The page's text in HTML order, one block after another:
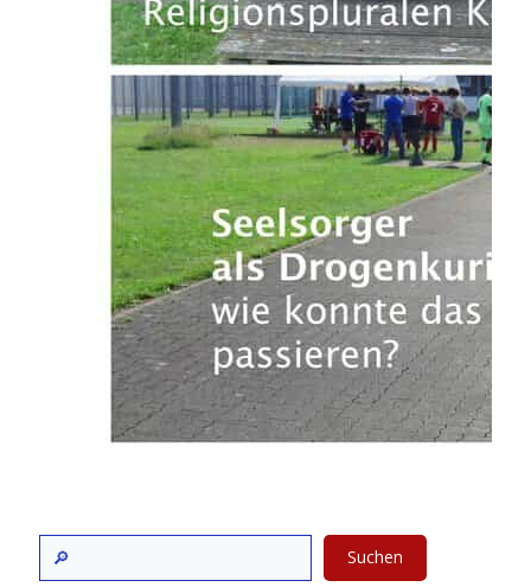
Suchen